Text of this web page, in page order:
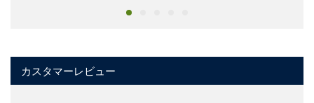
カスタマーレビュー